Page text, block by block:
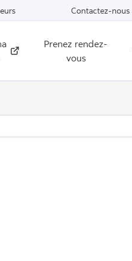
Passer au contenuContactez-nous
Prenez rendez-
vous